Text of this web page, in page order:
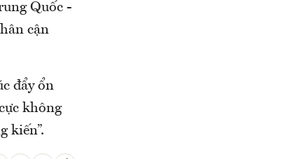
Quốc -
cận
đẩy ổn
không
kiến”.